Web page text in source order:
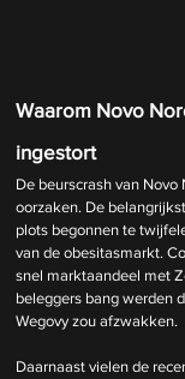
Waarom Novo
ingestort
De beurscrash van
oorzaken. De
plots begonnen te
van de obesitasmarkt.
snel marktaandeel met
beleggers bang werden
Wegovy zou afzwakken.
Daarnaast vielen de